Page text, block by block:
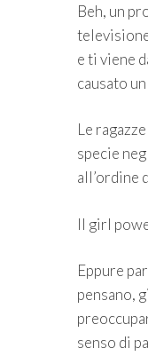
Beh, un
e ti viene
causato
Le
specie
all’ordine
Il girl
Eppure
pensano,
senso di